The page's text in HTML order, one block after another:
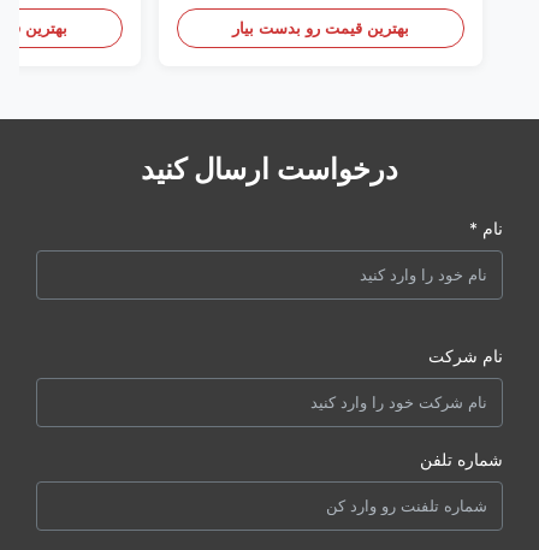
بهترین قیمت رو بدست بیار بهترین
درخواست ارسال کنید
نام *
نام شرکت
شماره تلفن